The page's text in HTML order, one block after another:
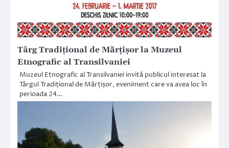
Târg Tradițional de Mărțișor la Muzeul
Etnografic al Transilvaniei
Muzeul Etnografic al Transilvaniei invită publicul interesat la
Târgul Tradițional de Mărțișor, eveniment care va avea loc în
perioada 24…